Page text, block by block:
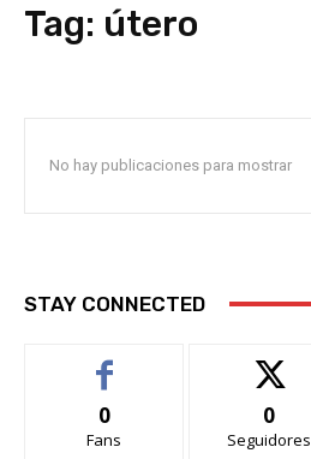
Tag: útero
No hay publicaciones para mostrar
STAY CONNECTED
0
Fans
0
Seguidores